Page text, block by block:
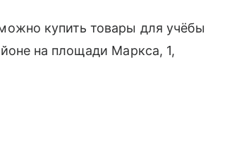
купить товары для учёбы
на площади Маркса, 1,